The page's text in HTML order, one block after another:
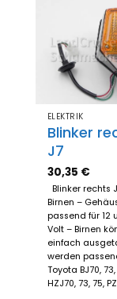
ELEKTRIK
Blinker
J7
30,35 €
Blinker rechts
Birnen –
passend für 12
Volt – Birnen
einfach
werden
Toyota BJ70, 73,
HZJ70, 73, 75,